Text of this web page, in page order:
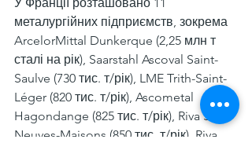
металургійних підприємств, зокрема
ArcelorMittal Dunkerque (2,25 млн т
сталі на рік), Saarstahl Ascoval Saint-
Saulve (730 тис. т/рік), LME Trith-Saint-
Léger (820 тис. т/рік), Ascometal
Hagondange (825 тис. т/рік), Riva Sam
Neuves-Maisons (850 тис. т/рік), Riva